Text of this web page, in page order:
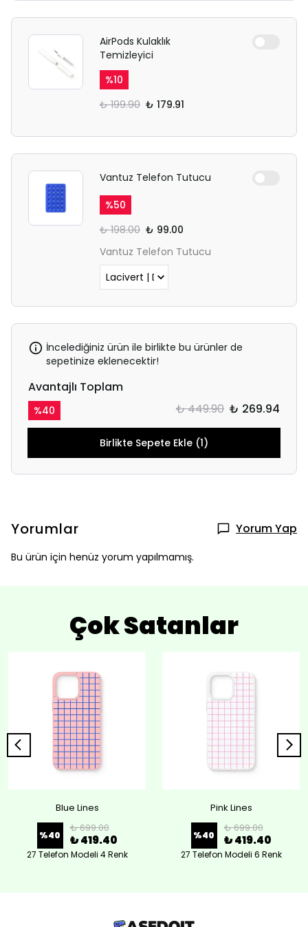
AirPods Kulaklık
Temizleyici
%10
₺ 199.90 ₺ 179.91
Vantuz Telefon Tutucu
%50
₺ 198.00 ₺ 99.00
Vantuz Telefon Tutucu
İncelediğiniz ürün ile birlikte bu ürünler de
sepetinize eklenecektir!
Avantajlı Toplam
%40 ₺ 449.90 ₺ 269.94
Birlikte Sepete Ekle (1)
Yorumlar Yorum Yap
Bu ürün için henüz yorum yapılmamış.
Çok Satanlar
Blue Lines
%40
₺ 699.00
₺ 419.40
27 Telefon Modeli 4 Renk
Pink Lines
%40
₺ 699.00
₺ 419.40
27 Telefon Modeli 6 Renk